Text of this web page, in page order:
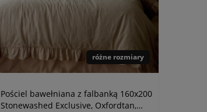
różne rozmiary
Pościel bawełniana z falbanką 160x200
Stonewashed Exclusive, Oxfordtan,